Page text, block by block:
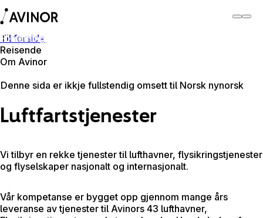
Til forside
Reisende
Om Avinor
Forretningspartner
Denne sida er ikkje fullstendig omsett til Norsk nynorsk
Luftfartstjenester
Vi tilbyr en rekke tjenester til lufthavner, flysikringstjenester
og flyselskaper nasjonalt og internasjonalt.
Vår kompetanse er bygget opp gjennom mange års
leveranse av tjenester til Avinors 43 lufthavner,